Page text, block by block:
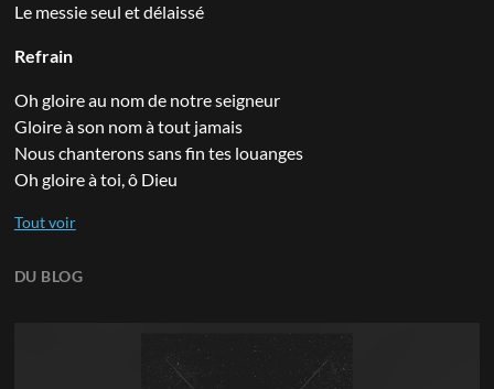
Le messie seul et délaissé
Refrain
Oh gloire au nom de notre seigneur
Gloire à son nom à tout jamais
Nous chanterons sans fin tes louanges
Oh gloire à toi, ô Dieu
DU BLOG